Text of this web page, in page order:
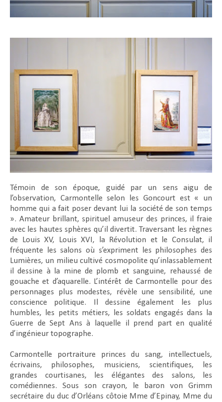
Témoin de son époque, guidé par un sens aigu de
l’observation, Carmontelle selon les Goncourt est « un
homme qui a fait poser devant lui la société de son temps
». Amateur brillant, spirituel amuseur des princes, il fraie
avec les hautes sphères qu’il divertit. Traversant les règnes
de Louis XV, Louis XVI, la Révolution et le Consulat, il
fréquente les salons où s’expriment les philosophes des
Lumières, un milieu cultivé cosmopolite qu’inlassablement
il dessine à la mine de plomb et sanguine, rehaussé de
gouache et d’aquarelle. L’intérêt de Carmontelle pour des
personnages plus modestes, révèle une sensibilité, une
conscience politique. Il dessine également les plus
humbles, les petits métiers, les soldats engagés dans la
Guerre de Sept Ans à laquelle il prend part en qualité
d’ingénieur topographe.
Carmontelle portraiture princes du sang, intellectuels,
écrivains, philosophes, musiciens, scientifiques, les
grandes courtisanes, les élégantes des salons, les
comédiennes. Sous son crayon, le baron von Grimm
secrétaire du duc d’Orléans côtoie Mme d’Epinay, Mme du